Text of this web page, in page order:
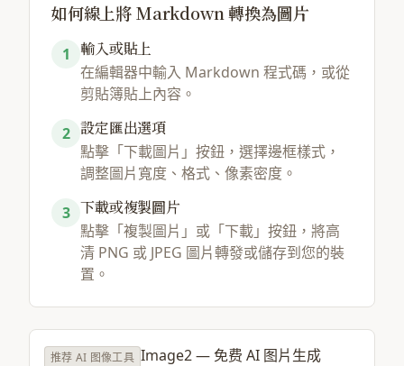
載入範例 選擇檔案
如何線上將 Markdown 轉換為圖片
1 輸入或貼上
在編輯器中輸入 Markdown 程式碼，或從
剪貼簿貼上內容。
2 設定匯出選項
點擊「下載圖片」按鈕，選擇邊框樣式，
調整圖片寬度、格式、像素密度。
3 下載或複製圖片
點擊「複製圖片」或「下載」按鈕，將高
清 PNG 或 JPEG 圖片轉發或儲存到您的裝
置。
推荐 AI 图像工具 Image2 — 免费 AI 图片生成